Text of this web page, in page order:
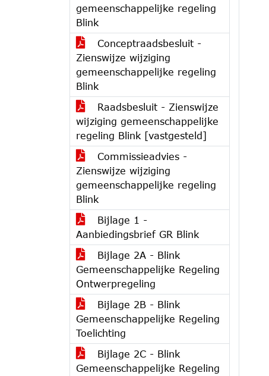
gemeenschappelijke regeling
Blink
Conceptraadsbesluit -
Zienswijze wijziging
gemeenschappelijke regeling
Blink
Raadsbesluit - Zienswijze
wijziging gemeenschappelijke
regeling Blink [vastgesteld]
Commissieadvies -
Zienswijze wijziging
gemeenschappelijke regeling
Blink
Bijlage 1 -
Aanbiedingsbrief GR Blink
Bijlage 2A - Blink
Gemeenschappelijke Regeling
Ontwerpregeling
Bijlage 2B - Blink
Gemeenschappelijke Regeling
Toelichting
Bijlage 2C - Blink
Gemeenschappelijke Regeling